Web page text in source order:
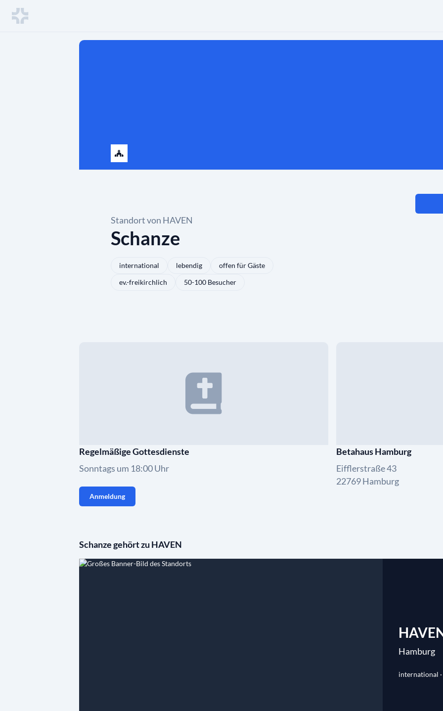
Standort von HAVEN
Schanze
international lebendig
offen für Gäste
ev.-freikirchlich
50-100 Besucher
Regelmäßige Gottesdienste
Sonntags um 18:00 Uhr
Anmeldung
Betahaus Hamburg
Eifflerstraße 43
22769 Hamburg
Schanze gehört zu HAVEN
Hamburg
international